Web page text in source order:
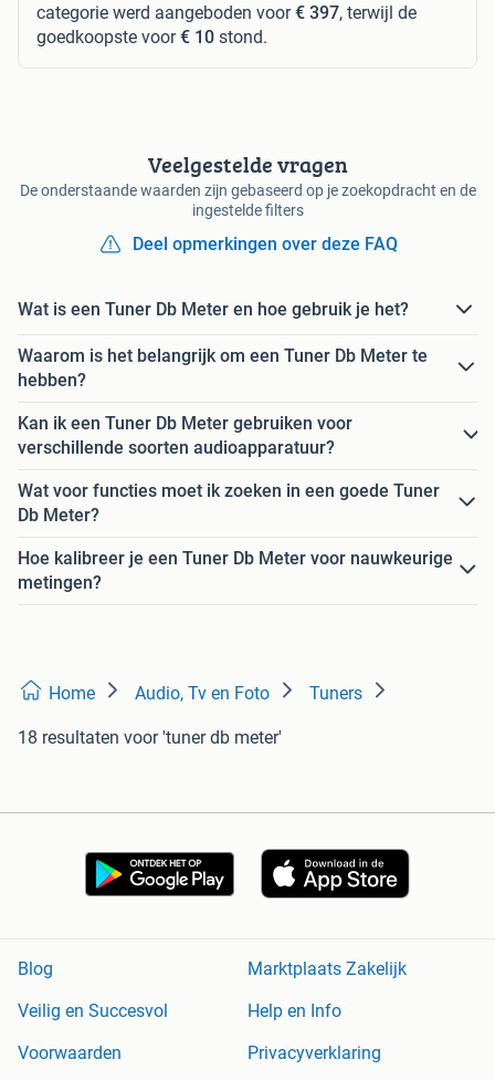
categorie werd aangeboden voor€ 397, terwijl de
goedkoopste voor€ 10 stond.
Veelgestelde vragen
De onderstaande waarden zijn gebaseerd op je zoekopdracht en de
ingestelde filters
Deel opmerkingen over deze FAQ
Wat is een Tuner Db Meter en hoe gebruik je het?
Waarom is het belangrijk om een Tuner Db Meter te
hebben?
Kan ik een Tuner Db Meter gebruiken voor
verschillende soorten audioapparatuur?
Wat voor functies moet ik zoeken in een goede Tuner
Db Meter?
Hoe kalibreer je een Tuner Db Meter voor nauwkeurige
metingen?
Home Audio, Tv en Foto Tuners
18 resultaten voor 'tuner db meter'
Blog
Marktplaats Zakelijk
Veilig en Succesvol
Help en Info
Voorwaarden
Privacyverklaring